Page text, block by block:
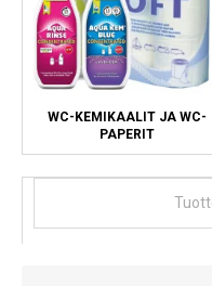
WC-KEMIKAALIT JA WC-
PAPERIT